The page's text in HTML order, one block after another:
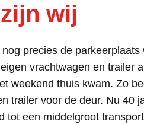
wij
precies de parkeerplaats
vrachtwagen en trailer
weekend thuis kwam. Zo
trailer voor de deur. Nu 40
tot een middelgroot